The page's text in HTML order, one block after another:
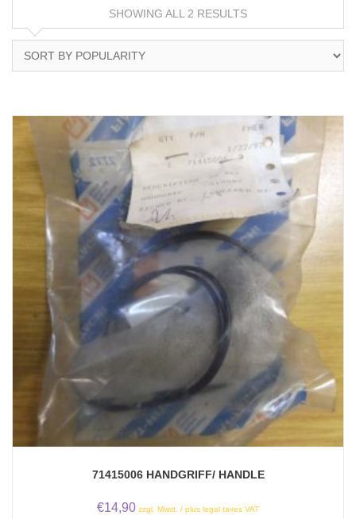
SHOWING ALL 2 RESULTS
71415006 HANDGRIFF/ HANDLE
€14,90 zzgl. Mwst. / plus legal taxes VAT